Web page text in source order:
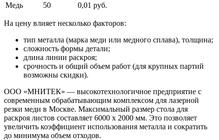
Медь
50 0,01 руб.
На цену влияет несколько факторов:
тип металла (марка меди или медного сплава), толщина;
сложность формы детали;
длина линии раскроя;
срочность и общий объем работ (для крупных партий
возможны скидки).
ООО «МНИТЕК» — высокотехнологичное предприятие с
современным обрабатывающим комплексом для лазерной
резки меди в Москве. Максимальный размер стола для
раскроя листов составляет 6000 х 2000 мм. Это позволяет
увеличить коэффициент использования металла и сократить
до минимума объем отходов.